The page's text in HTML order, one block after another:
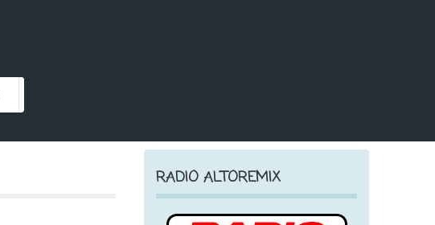
RADIO ALTOREMIX